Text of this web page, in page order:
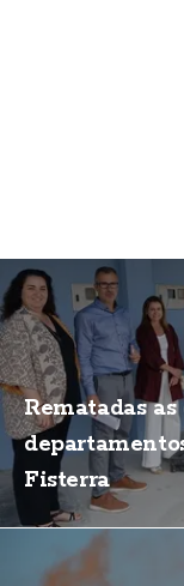
Rematadas
Fisterra